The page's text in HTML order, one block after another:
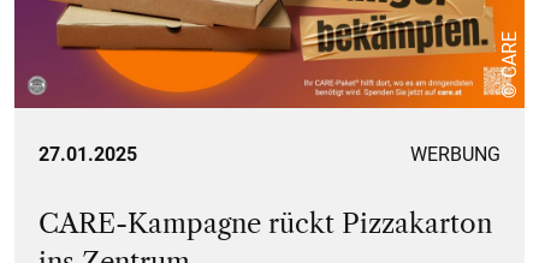
© CARE
27.01.2025 WERBUNG
CARE-Kampagne rückt Pizzakarton